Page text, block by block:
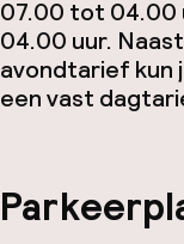
07.00 tot 04.00
04.00 uur.
avondtarief kun
een vast